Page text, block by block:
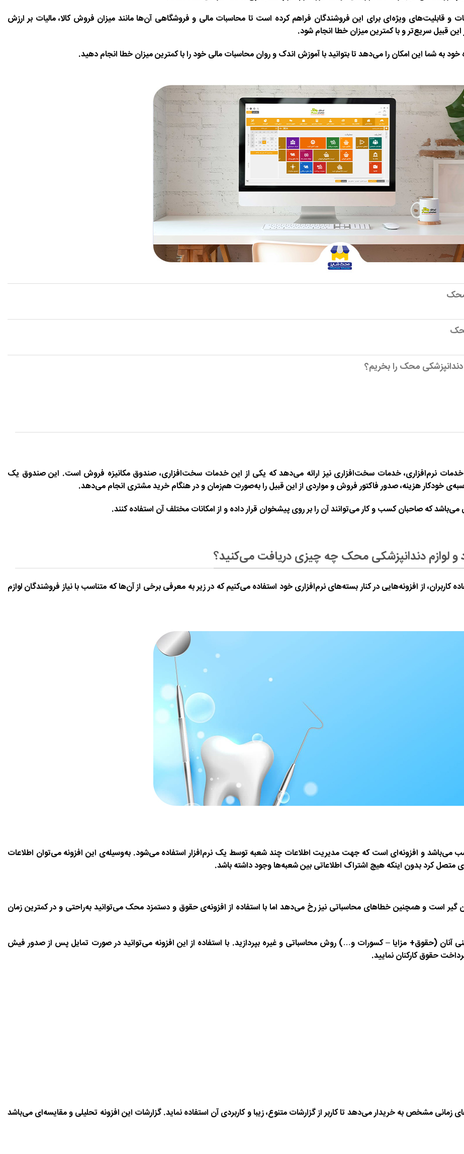
و قابلیت‌های ویژه‌ای برای این فروشندگان فراهم کرده است تا محاسبات مالی و فروشگاهی آن‌ها مانند میزان فروش کالا، مالیات بر ارزش
قبیل سریع‌تر و با کمترین میزان خطا انجام شود.
به شما این امکان را می‌دهد تا بتوانید با آموزش اندک و روان محاسبات مالی خود را با کمترین میزان خطا انجام دهید.
محک
دندانپزشکی محک را بخریم؟
نرم‌افزاری، خدمات سخت‌افزاری نیز ارائه می‌دهد که یکی از این خدمات سخت‌افزاری، صندوق مکانیزه فروش است. این صندوق یک
خودکار هزینه، صدور فاکتور فروش و مواردی از این قبیل را به‌صورت هم‌زمان و در هنگام خرید مشتری انجام می‌دهد.
که صاحبان کسب و کار می‌توانند آن را بر روی پیشخوان قرار داده و از امکانات مختلف آن استفاده کنند.
و لوازم دندانپزشکی محک چه چیزی دریافت می‌کنید؟
از افزونه‌هایی در کنار بسته‌های نرم‌افزاری خود استفاده می‌کنیم که در زیر به معرفی برخی از آن‌ها که متناسب با نیاز فروشندگان لوازم
و افزونه‌ای است که جهت مدیریت اطلاعات چند شعبه توسط یک نرم‌افزار استفاده می‌شود. به‌وسیله‌ی این افزونه می‌توان اطلاعات
کرد بدون اینکه هیچ اشتراک اطلاعاتی بین شعبه‌ها وجود داشته باشد.
است و همچنین خطاهای محاسباتی نیز رخ می‌دهد اما با استفاده از افزونه‌ی حقوق و دستمزد محک می‌توانید به‌راحتی و در کمترین زمان
آنان (حقوق+ مزایا – کسورات و…) روش محاسباتی و غیره بپردازید. با استفاده از این افزونه می‌توانید در صورت تمایل پس از صدور فیش
حقوق کارکنان ‌نمایید.
زمانی مشخص به خریدار می‌دهد تا کاربر از گزارشات متنوع، زیبا و کاربردی آن استفاده نماید. گزارشات این افزونه تحلیلی و مقایسه‌ای می‌باشد